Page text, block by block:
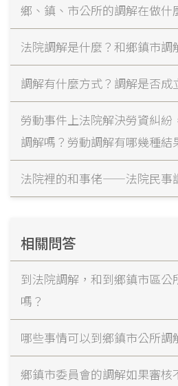
鄉、鎮、市公所的調解在做什
法院調解是什麼？和鄉鎮市調
調解有什麼方式？調解是否成
勞動事件上法院解決勞資糾紛
調解嗎？勞動調解有哪幾種結
法院裡的和事佬——法院民事
相關問答
到法院調解，和到鄉鎮市區公
嗎？
哪些事情可以到鄉鎮市公所調
鄉鎮市委員會的調解如果審核